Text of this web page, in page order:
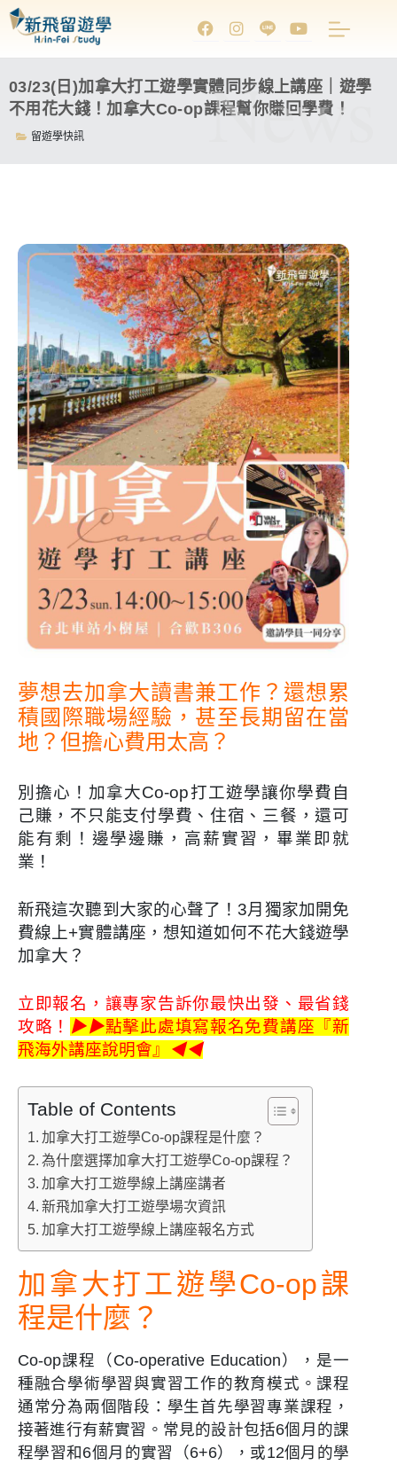
03/23(日)加拿大打工遊學實體同步線上講座｜遊學
不用花大錢！加拿大Co-op課程幫你賺回學費！
留遊學快訊 News
夢想去加拿大讀書兼工作？還想累
積國際職場經驗，甚至長期留在當
地？但擔心費用太高？
別擔心！加拿大Co-op打工遊學讓你學費自
己賺，不只能支付學費、住宿、三餐，還可
能有剩！邊學邊賺，高薪實習，畢業即就
業！
新飛這次聽到大家的心聲了！3月獨家加開免
費線上+實體講座 ，想知道如何不花大錢遊學
加拿大 ？
立即報名，讓專家告訴你最快出發、最省錢
攻略！ ▶▶點擊此處填寫報名免費講座『新
飛海外講座說明會』
◀◀
Table of Contents
加拿大打工遊學Co-op課程是什麼？
為什麼選擇加拿大打工遊學Co-op課程？
加拿大打工遊學線上講座講者
新飛加拿大打工遊學場次資訊
加拿大打工遊學線上講座報名方式
加拿大打工遊學Co-op課
程是什麼？
Co-op課程（Co-operative Education），是一
種融合學術學習與實習工作的教育模式。課程
通常分為兩個階段：學生首先學習專業課程，
接著進行有薪實習。常見的設計包括6個月的課
程學習和6個月的實習（6+6），或12個月的學